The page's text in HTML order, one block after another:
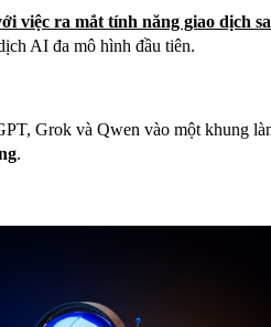
việc ra mắt tính năng giao dịch
AI đa mô hình đầu tiên.
Grok và Qwen vào một khung
.